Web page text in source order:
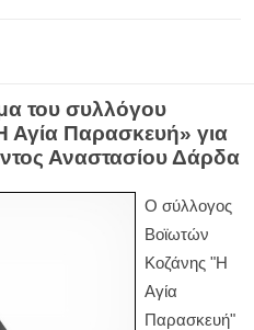
του συλλόγου
Αγία Παρασκευή» για
Αναστασίου Δάρδα
Ο σύλλογος
Βοϊωτών
Κοζάνης "Η
Αγία
Παρασκευή"